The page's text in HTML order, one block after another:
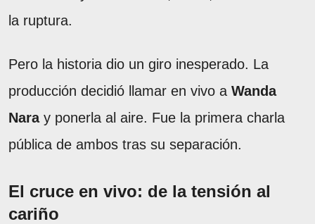
la ruptura.
Pero la historia dio un giro inesperado. La
producción decidió llamar en vivo a Wanda
Naray ponerla al aire. Fue la primera charla
pública de ambos tras su separación.
El cruce en vivo: de la tensión al
cariño